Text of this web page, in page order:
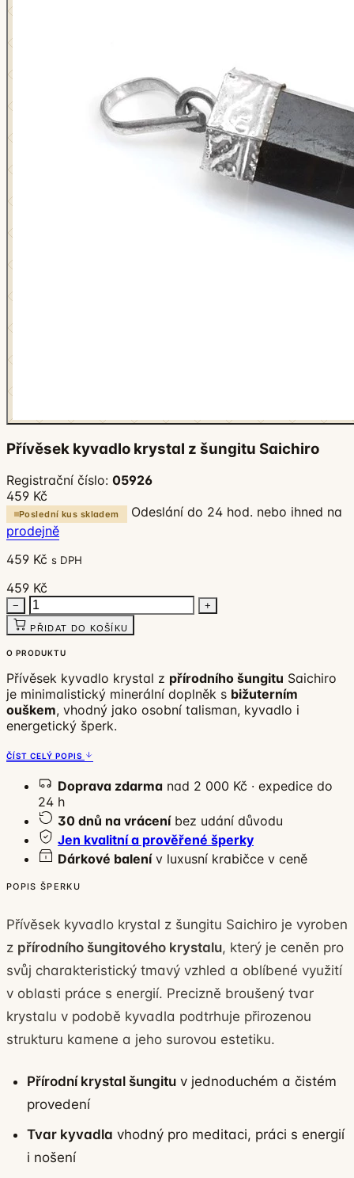
Přívěsek kyvadlo krystal z šungitu Saichiro
Registrační číslo: 05926
459 Kč
Poslední kus skladem
Odeslání do 24 hod. nebo ihned na
prodejně
459 Kč s DPH
459 Kč
− +
PŘIDAT DO KOŠÍKU
O PRODUKTU
Přívěsek kyvadlo krystal z přírodního šungitu Saichiro
je minimalistický minerální doplněk s bižuterním
ouškem, vhodný jako osobní talisman, kyvadlo i
energetický šperk.
ČÍST CELÝ POPIS
Doprava zdarma nad 2 000 Kč · expedice do
24 h
30 dnů na vráceníbez udání důvodu
Jen kvalitní a prověřené šperky
Dárkové balenív luxusní krabičce v ceně
POPIS ŠPERKU
Přívěsek kyvadlo krystal z šungitu Saichiro je vyroben
z přírodního šungitového krystalu, který je ceněn pro
svůj charakteristický tmavý vzhled a oblíbené využití
v oblasti práce s energií. Precizně broušený tvar
krystalu v podobě kyvadla podtrhuje přirozenou
strukturu kamene a jeho surovou estetiku.
Přírodní krystal šungituv jednoduchém a čistém
provedení
Tvar kyvadla vhodný pro meditaci, práci s energií
i nošení